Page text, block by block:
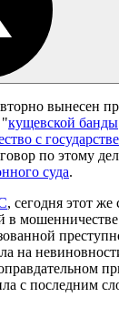
вынесен
"кущевской банды
с
по этому
суда.
, сегодня этот же
на
с последним